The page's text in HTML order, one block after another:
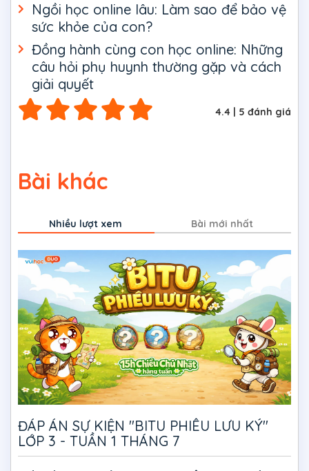
Ngồi học online lâu: Làm sao để bảo vệ
sức khỏe của con?
Đồng hành cùng con học online: Những
câu hỏi phụ huynh thường gặp và cách
giải quyết
4.4 5 đánh giá
Bài khác
Nhiều lượt xem Bài mới nhất
ĐÁP ÁN SỰ KIỆN "BITU PHIÊU LƯU KÝ"
LỚP 3 - TUẦN 1 THÁNG 7